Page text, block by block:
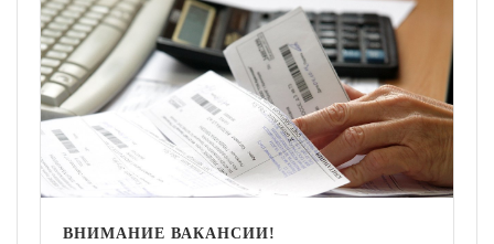
ВНИМАНИЕ ВАКАНСИИ!